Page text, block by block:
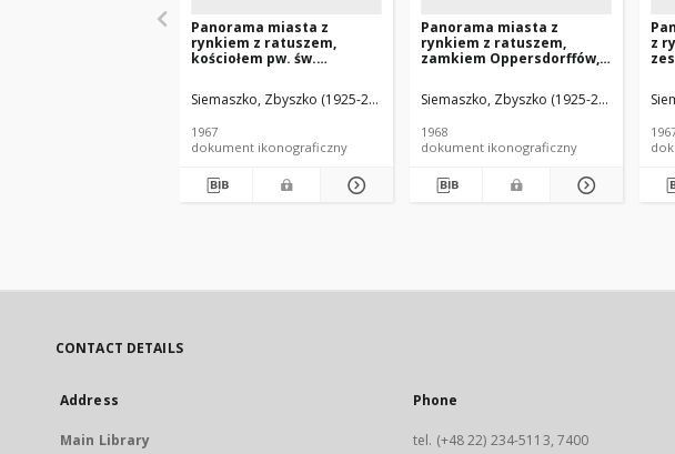
Panorama miasta z
rynkiem z ratuszem,
kościołem pw. św.
Jezuitów z kościołem pw.
św. Ducha, widok lotniczy
Nowy Sącz
Siemaszko, Zbyszko (1925-2015).
1967
dokument ikonograficzny
Panorama miasta z
rynkiem z ratuszem,
zamkiem Oppersdorffów,
Franciszkanów z
kościołem św. Franciszka i
Bartłomieja, widok
lotniczy od strony
Siemaszko, Zbyszko (1925-2015).
1968
dokument ikonograficzny
z
CONTACT DETAILS
Address
Main Library
Phone
tel. (+48 22) 234-5113, 7400